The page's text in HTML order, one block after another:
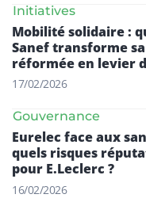
Initiatives
Mobilité solidaire :
Sanef transforme
réformée en levier
17/02/2026
Gouvernance
Eurelec face aux
quels risques
pour E.Leclerc ?
16/02/2026